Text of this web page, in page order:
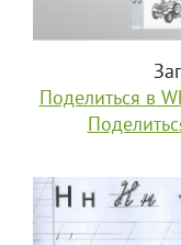
Поделиться в